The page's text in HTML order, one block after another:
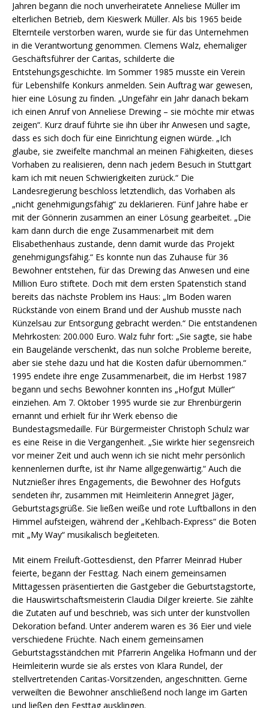
Jahren begann die noch unverheiratete Anneliese Müller im
elterlichen Betrieb, dem Kieswerk Müller. Als bis 1965 beide
Elternteile verstorben waren, wurde sie für das Unternehmen
in die Verantwortung genommen. Clemens Walz, ehemaliger
Geschäftsführer der Caritas, schilderte die
Entstehungsgeschichte. Im Sommer 1985 musste ein Verein
für Lebenshilfe Konkurs anmelden. Sein Auftrag war gewesen,
hier eine Lösung zu finden. „Ungefähr ein Jahr danach bekam
ich einen Anruf von Anneliese Drewing – sie möchte mir etwas
zeigen“. Kurz drauf führte sie ihn über ihr Anwesen und sagte,
dass es sich doch für eine Einrichtung eignen würde. „Ich
glaube, sie zweifelte manchmal an meinen Fähigkeiten, dieses
Vorhaben zu realisieren, denn nach jedem Besuch in Stuttgart
kam ich mit neuen Schwierigkeiten zurück.“ Die
Landesregierung beschloss letztendlich, das Vorhaben als
„nicht genehmigungsfähig“ zu deklarieren. Fünf Jahre habe er
mit der Gönnerin zusammen an einer Lösung gearbeitet. „Die
kam dann durch die enge Zusammenarbeit mit dem
Elisabethenhaus zustande, denn damit wurde das Projekt
genehmigungsfähig.“ Es konnte nun das Zuhause für 36
Bewohner entstehen, für das Drewing das Anwesen und eine
Million Euro stiftete. Doch mit dem ersten Spatenstich stand
bereits das nächste Problem ins Haus: „Im Boden waren
Rückstände von einem Brand und der Aushub musste nach
Künzelsau zur Entsorgung gebracht werden.“ Die entstandenen
Mehrkosten: 200.000 Euro. Walz fuhr fort: „Sie sagte, sie habe
ein Baugelände verschenkt, das nun solche Probleme bereite,
aber sie stehe dazu und hat die Kosten dafür übernommen.“
1995 endete ihre enge Zusammenarbeit, die im Herbst 1987
begann und sechs Bewohner konnten ins „Hofgut Müller“
einziehen. Am 7. Oktober 1995 wurde sie zur Ehrenbürgerin
ernannt und erhielt für ihr Werk ebenso die
Bundestagsmedaille. Für Bürgermeister Christoph Schulz war
es eine Reise in die Vergangenheit. „Sie wirkte hier segensreich
vor meiner Zeit und auch wenn ich sie nicht mehr persönlich
kennenlernen durfte, ist ihr Name allgegenwärtig.“ Auch die
Nutznießer ihres Engagements, die Bewohner des Hofguts
sendeten ihr, zusammen mit Heimleiterin Annegret Jäger,
Geburtstagsgrüße. Sie ließen weiße und rote Luftballons in den
Himmel aufsteigen, während der „Kehlbach-Express“ die Boten
mit „My Way“ musikalisch begleiteten.
Mit einem Freiluft-Gottesdienst, den Pfarrer Meinrad Huber
feierte, begann der Festtag. Nach einem gemeinsamen
Mittagessen präsentierten die Gastgeber die Geburtstagstorte,
die Hauswirtschaftsmeisterin Claudia Dilger kreierte. Sie zählte
die Zutaten auf und beschrieb, was sich unter der kunstvollen
Dekoration befand. Unter anderem waren es 36 Eier und viele
verschiedene Früchte. Nach einem gemeinsamen
Geburtstagsständchen mit Pfarrerin Angelika Hofmann und der
Heimleiterin wurde sie als erstes von Klara Rundel, der
stellvertretenden Caritas-Vorsitzenden, angeschnitten. Gerne
verweilten die Bewohner anschließend noch lange im Garten
und ließen den Festtag ausklingen.